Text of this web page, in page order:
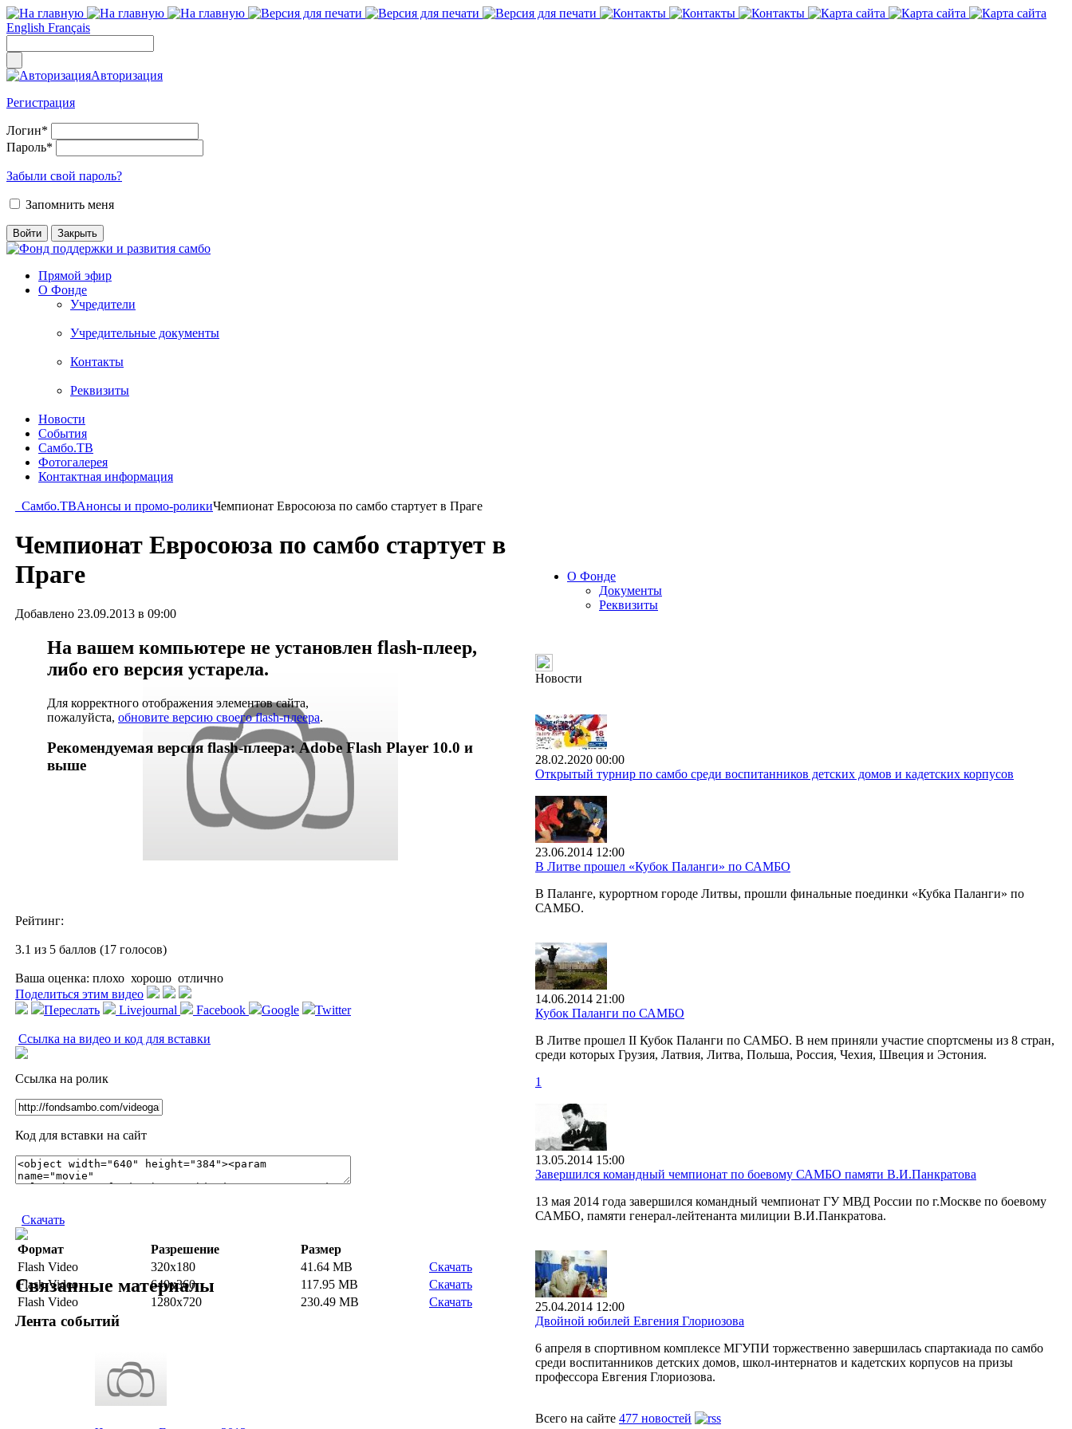
English Français
Авторизация
Регистрация
Логин*
Пароль*
Забыли свой пароль?
Запомнить меня
Прямой эфир
О Фонде
Учредители
Учредительные документы
Контакты
Реквизиты
Новости
События
Самбо.ТВ
Фотогалерея
Контактная информация
Самбо.ТВАнонсы и промо-роликиЧемпионат Евросоюза по самбо стартует в Праге
Чемпионат Евросоюза по самбо стартует в
Праге
Добавлено 23.09.2013 в 09:00
На вашем компьютере не установлен flash-плеер,
либо его версия устарела.
Для корректного отображения элементов сайта,
пожалуйста, обновите версию своего flash-плеера.
Рекомендуемая версия flash-плеера: Adobe Flash Player 10.0 и
выше
Рейтинг:
3.1 из 5 баллов (17 голосов)
Ваша оценка: плохо хорошо отлично
Поделиться этим видео
Переслать
Livejournal Facebook Google Twitter
Ссылка на видео и код для вставки
Ссылка на ролик
Код для вставки на сайт
Скачать
Формат Разрешение
Размер
Flash Video
320x180 41.64 MB
Скачать
Flash Video
640x360 117.95 MB
Скачать
Flash Video
1280x720 230.49 MB Скачать
Связанные материалы
Лента событий
О Фонде
Документы
Реквизиты
Новости
28.02.2020 00:00
Открытый турнир по самбо среди воспитанников детских домов и кадетских корпусов
23.06.2014 12:00
В Литве прошел «Кубок Паланги» по САМБО
В Паланге, курортном городе Литвы, прошли финальные поединки «Кубка Паланги» по
САМБО.
14.06.2014 21:00
Кубок Паланги по САМБО
В Литве прошел II Кубок Паланги по САМБО. В нем приняли участие спортсмены из 8 стран,
среди которых Грузия, Латвия, Литва, Польша, Россия, Чехия, Швеция и Эстония.
1
13.05.2014 15:00
Завершился командный чемпионат по боевому САМБО памяти В.И.Панкратова
13 мая 2014 года завершился командный чемпионат ГУ МВД России по г.Москве по боевому
САМБО, памяти генерал-лейтенанта милиции В.И.Панкратова.
25.04.2014 12:00
Двойной юбилей Евгения Глориозова
6 апреля в спортивном комплексе МГУПИ торжественно завершилась спартакиада по самбо
среди воспитанников детских домов, школ-интернатов и кадетских корпусов на призы
профессора Евгения Глориозова.
Всего на сайте 477 новостей